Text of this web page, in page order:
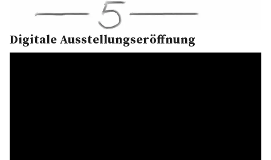
Digitale Ausstellungseröffnung